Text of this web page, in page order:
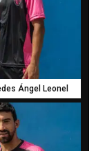
Ángel Leonel